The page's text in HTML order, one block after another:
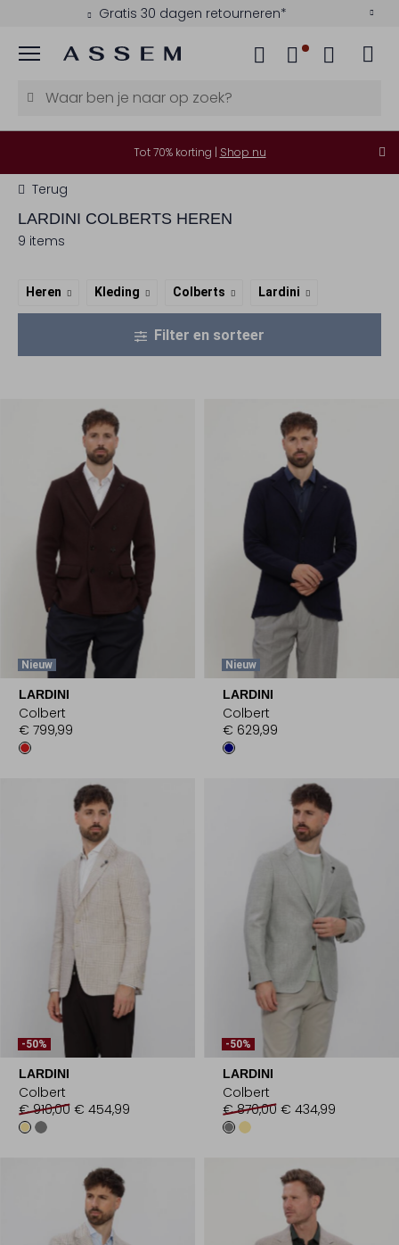
Gratis 30 dagen retourneren*
Menu
Tot 70% korting | Shop nu
Terug
LARDINI COLBERTS HEREN
9 items
Heren Kleding Colberts Lardini
Filter en sorteer
Nieuw
LARDINI
Colbert
€ 799,99
Nieuw
LARDINI
Colbert
€ 629,99
-50%
LARDINI
Colbert
€ 910,00 € 454,99
-50%
LARDINI
Colbert
€ 870,00 € 434,99